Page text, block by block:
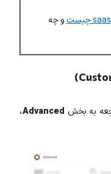
و چه
به بخش Advanced،